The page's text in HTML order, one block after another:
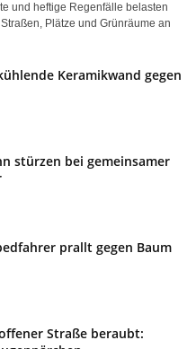
und heftige Regenfälle belasten
Plätze und Grünräume an
Keramikwand gegen
stürzen bei gemeinsamer
prallt gegen Baum
Straße beraubt: